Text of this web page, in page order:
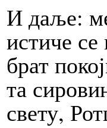
И даље:
истиче
брат
та
све­ту,